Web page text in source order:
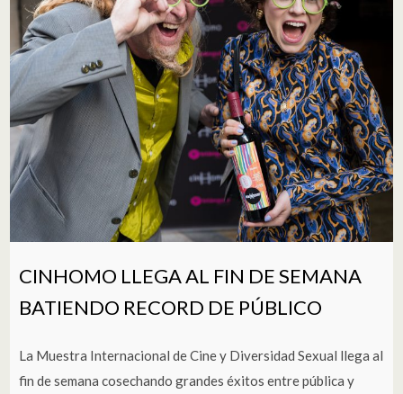
CINHOMO LLEGA AL FIN DE SEMANA
BATIENDO RECORD DE PÚBLICO
La Muestra Internacional de Cine y Diversidad Sexual llega al
fin de semana cosechando grandes éxitos entre pública y